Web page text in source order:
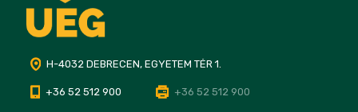
H-4032 DEBRECEN, EGYETEM TÉR 1.
+36 52 512 900 +36 52 512 900